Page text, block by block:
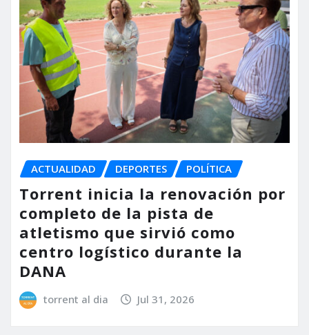
ACTUALIDAD DEPORTES POLÍTICA
Torrent inicia la renovación por
completo de la pista de
atletismo que sirvió como
centro logístico durante la
DANA
torrent al dia Jul 31, 2026